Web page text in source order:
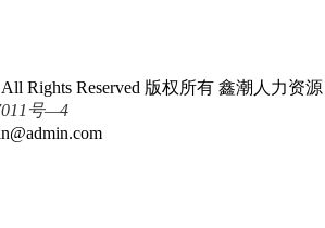
Rights Reserved 版权所有 鑫潮人力资源
号—4